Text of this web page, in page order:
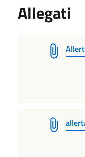
Allegati